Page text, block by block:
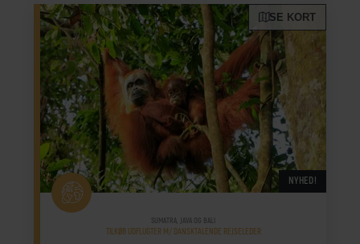
SE KORT
NYHED!
SUMATRA, JAVA OG BALI
TILKØB UDFLUGTER M/ DANSKTALENDE REJSELEDER